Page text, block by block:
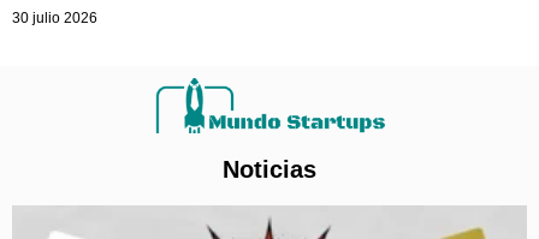
30 julio 2026
Noticias